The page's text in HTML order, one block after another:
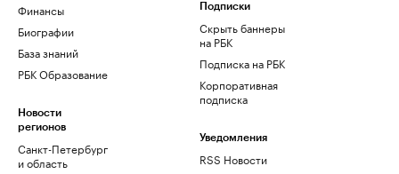
Финансы
Биографии
База знаний
РБК Образование
Новости
регионов
Санкт-Петербург
и область
Подписки
Скрыть баннеры
на РБК
Подписка на РБК
Корпоративная
подписка
Уведомления
RSS Новости